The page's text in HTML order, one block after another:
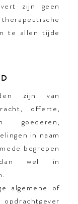
zijn geen
te allen tijde
zijn van
offerte,
goederen,
in naam
begrepen
dan wel in
algemene of